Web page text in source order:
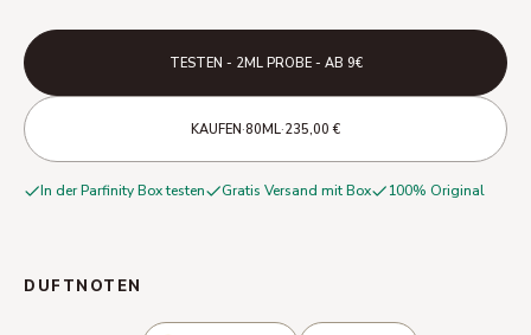
TESTEN - 2ML PROBE - AB 9€
KAUFEN·80ML·235,00 €
In der Parfinity Box testen Gratis Versand mit Box 100% Original
DUFTNOTEN